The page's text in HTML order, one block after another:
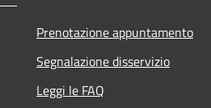
Prenotazione appuntamento
Segnalazione disservizio
Leggi le FAQ